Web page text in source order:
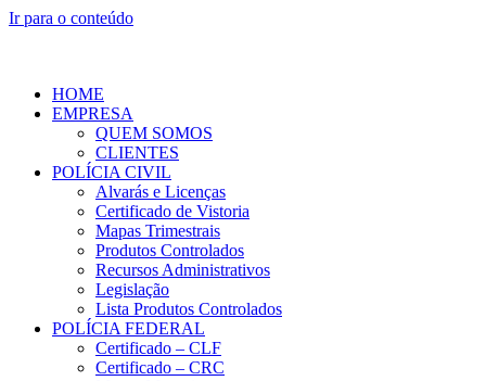
Ir para o conteúdo
HOME
EMPRESA
QUEM SOMOS
CLIENTES
POLÍCIA CIVIL
Alvarás e Licenças
Certificado de Vistoria
Mapas Trimestrais
Produtos Controlados
Recursos Administrativos
Legislação
Lista Produtos Controlados
POLÍCIA FEDERAL
Certificado – CLF
Certificado – CRC